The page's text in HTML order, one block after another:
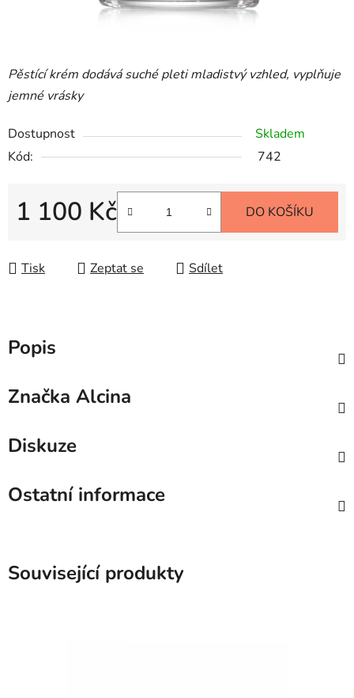
Pěstící krém dodává suché pleti mladistvý vzhled, vyplňuje
jemné vrásky
Dostupnost
Skladem
Kód:
742
1 100 Kč DO KOŠÍKU
Tisk Zeptat se Sdílet
Popis
Značka Alcina
Diskuze
Ostatní informace
Související produkty